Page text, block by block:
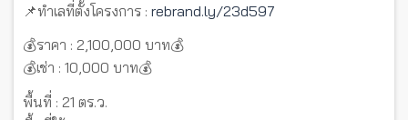
📌ทำเลที่ตั้งโครงการ : rebrand.ly/23d597
💰ราคา : 2,100,000 บาท💰
💰เช่า : 10,000 บาท💰
พื้นที่ : 21 ตร.ว.